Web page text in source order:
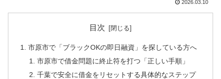
2026.03.10
目次
市原市で「ブラックOKの即日融資」を探している方へ
市原市で借金問題に終止符を打つ「正しい手順」
千葉で安全に借金をリセットする具体的なステップ